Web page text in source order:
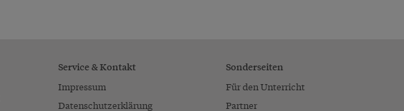
Service & Kontakt
Impressum
Datenschutzerklärung
Sonderseiten
Für den Unterricht
Partner